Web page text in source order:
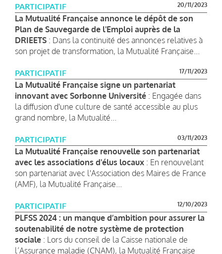
PARTICIPATIF 20/11/2023
La Mutualité Française annonce le dépôt de son
Plan de Sauvegarde de l'Emploi auprès de la
DRIEETS : Dans la continuité des annonces relatives à
son projet de transformation, la Mutualité Française...
PARTICIPATIF 17/11/2023
La Mutualité Française signe un partenariat
innovant avec Sorbonne Université : Engagée dans
la diffusion d'une culture de santé accessible au plus
grand nombre, la Mutualité...
PARTICIPATIF 03/11/2023
La Mutualité Française renouvelle son partenariat
avec les associations d'élus locaux : En renouvelant
son partenariat avec l'Association des Maires de France
(AMF), la Mutualité Française...
PARTICIPATIF 12/10/2023
PLFSS 2024 : un manque d’ambition pour assurer la
soutenabilité de notre système de protection
sociale : Lors du conseil de la Caisse nationale de
l’Assurance maladie (CNAM), la Mutualité Française